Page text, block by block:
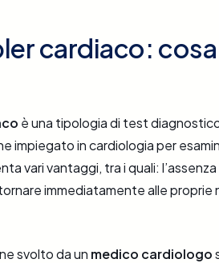
cardiaco: cosa
è una tipologia di test
impiegato in cardiologia per
vari vantaggi, tra i quali:
immediatamente alle
svolto da un medico cardiologo